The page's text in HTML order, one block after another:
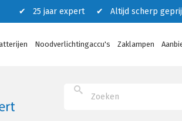
✔ 25 jaar expert ✔ Altijd scherp
Noodverlichtingaccu's Zaklampen